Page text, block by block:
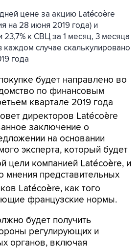
цене за акцию Latécoère
на 28 июня 2019 года) и
23,7% к СВЦ за 1 месяц, 3 месяца
каждом случае скалькулировано
года
будет направлено во
по финансовым
квартале 2019 года
директоров Latécoère
заключение о
на основании
эксперта, который будет
цели компанией Latécoère, и
мнения представительных
Latécoère, как того
французские нормы.
будет получить
регулирующих и
органов, включая